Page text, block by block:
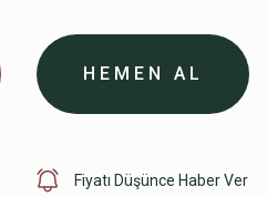
HEMEN AL
Fiyatı Düşünce Haber Ver